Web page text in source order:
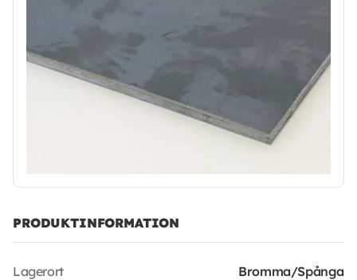
PRODUKTINFORMATION
Lagerort
Bromma/Spånga